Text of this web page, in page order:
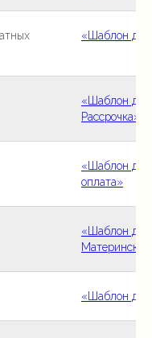
«Шаблон
«Шаблон
Рассрочка»
«Шаблон
оплата»
«Шаблон
«Шаблон